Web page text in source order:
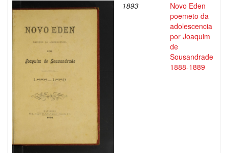
1893
Novo Eden
poemeto da
adolescencia
por Joaquim
de
Sousandrade
1888-1889